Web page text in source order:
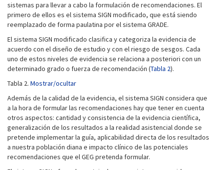
sistemas para llevar a cabo la formulación de recomendaciones. El
primero de ellos es el sistema SIGN modificado, que está siendo
reemplazado de forma paulatina por el sistema GRADE.
El sistema SIGN modificado clasifica y categoriza la evidencia de
acuerdo con el diseño de estudio y con el riesgo de sesgos. Cada
uno de estos niveles de evidencia se relaciona a posteriori con un
determinado grado o fuerza de recomendación (Tabla 2).
Tabla 2. Mostrar/ocultar
Además de la calidad de la evidencia, el sistema SIGN considera que
a la hora de formular las recomendaciones hay que tener en cuenta
otros aspectos: cantidad y consistencia de la evidencia científica,
generalización de los resultados a la realidad asistencial donde se
pretende implementar la guía, aplicabilidad directa de los resultados
a nuestra población diana e impacto clínico de las potenciales
recomendaciones que el GEG pretenda formular.